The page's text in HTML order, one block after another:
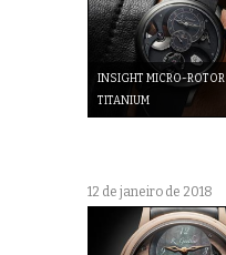
INSIGHT MICRO-ROTOR
TITANIUM
12 de janeiro de 2018